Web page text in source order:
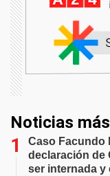
Noticias
Caso Facundo
declaración de
ser internada y